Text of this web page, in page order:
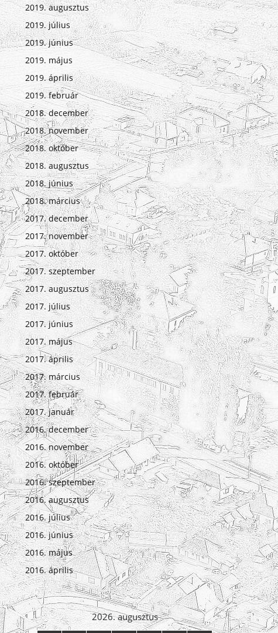
2019. augusztus
2019. július
2019. június
2019. május
2019. április
2019. február
2018. december
2018. november
2018. október
2018. augusztus
2018. június
2018. március
2017. december
2017. november
2017. október
2017. szeptember
2017. augusztus
2017. július
2017. június
2017. május
2017. április
2017. március
2017. február
2017. január
2016. december
2016. november
2016. október
2016. szeptember
2016. augusztus
2016. július
2016. június
2016. május
2016. április
2026. augusztus